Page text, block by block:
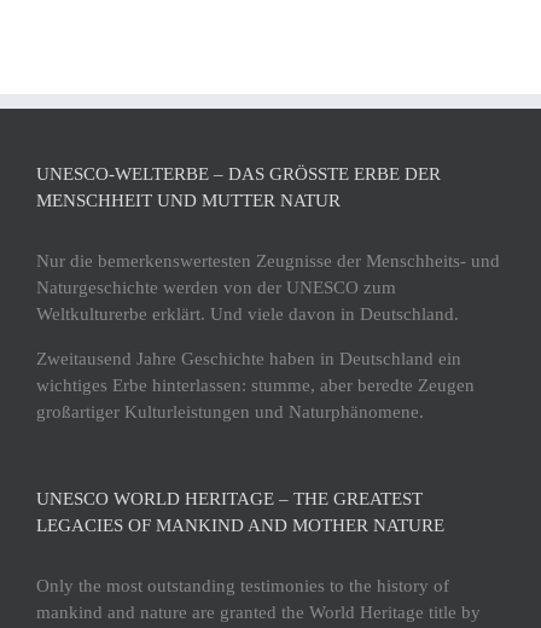
UNESCO-WELTERBE – DAS GRÖSSTE ERBE DER M
ENSCHHEIT UND MUTTER NATUR
Nur die bemerkenswertesten Zeugnisse der Menschheits- und
Naturgeschichte werden von der UNESCO zum
Weltkulturerbe erklärt. Und viele davon in Deutschland.
Zweitausend Jahre Geschichte haben in Deutschland ein
wichtiges Erbe hinterlassen: stumme, aber beredte Zeugen
großartiger Kulturleistungen und Naturphänomene.
UNESCO WORLD HERITAGE – THE GREATEST
LEGACIES OF MANKIND AND MOTHER NATURE
Only the most outstanding testimonies to the history of
mankind and nature are granted the World Heritage title by